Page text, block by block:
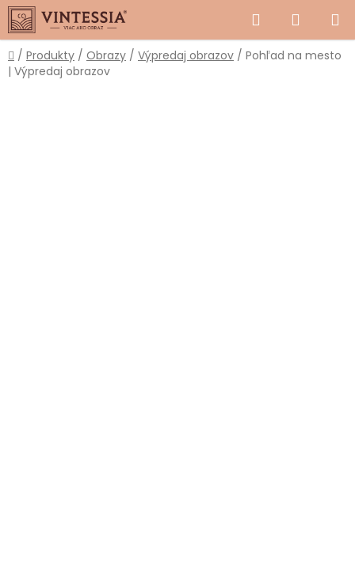
Prejsť
na
obsah
Hľadať
KOŠÍK
Domov
/ Produkty / Obrazy / Výpredaj obrazov / Pohľad na mesto
| Výpredaj obrazov